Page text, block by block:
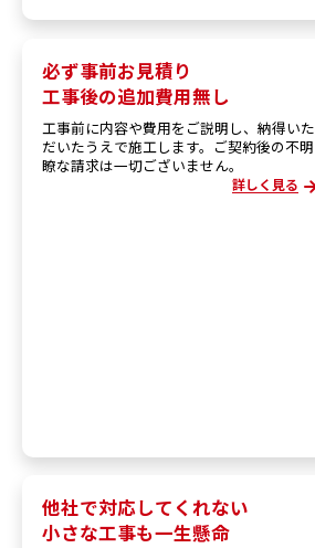
必ず事前お見積り
工事後の追加費用無し
工事前に内容や費用をご説明し、納得いた
だいたうえで施工します。ご契約後の不明
瞭な請求は一切ございません。
詳しく見る
他社で対応してくれない
小さな工事も一生懸命